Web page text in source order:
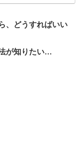
、どうすればいい
が知りたい…